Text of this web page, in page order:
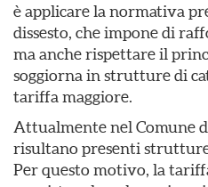
è applicare la normativa
dissesto, che impone di
ma anche rispettare il
soggiorna in strutture di
tariffa maggiore.
Attualmente nel Comune
risultano presenti
Per questo motivo, la